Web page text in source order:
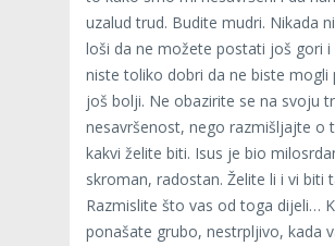
uzalud trud. Budite mudri. Nikada
loši da ne možete postati još gori i
niste toliko dobri da ne biste mogli
još bolji. Ne obazirite se na svoju
nesavršenost, nego razmišljajte o
kakvi želite biti. Isus je bio
skroman, radostan. Želite li i vi biti
Razmislite što vas od toga dijeli…
ponašate grubo, nestrpljivo, kada